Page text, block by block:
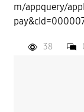
m/appquery/
38